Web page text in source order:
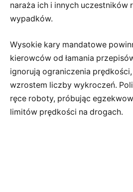
naraża ich i innych uczestników
wypadków.
Wysokie kary mandatowe
kierowców od łamania
ignorują ograniczenia
wzrostem liczby wykroczeń.
ręce roboty, próbując
limitów prędkości na drogach.